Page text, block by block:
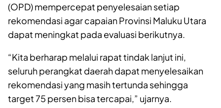
(OPD) mempercepat penyelesaian setiap
rekomendasi agar capaian Provinsi Maluku Utara
dapat meningkat pada evaluasi berikutnya.
“Kita berharap melalui rapat tindak lanjut ini,
seluruh perangkat daerah dapat menyelesaikan
rekomendasi yang masih tertunda sehingga
target 75 persen bisa tercapai,” ujarnya.